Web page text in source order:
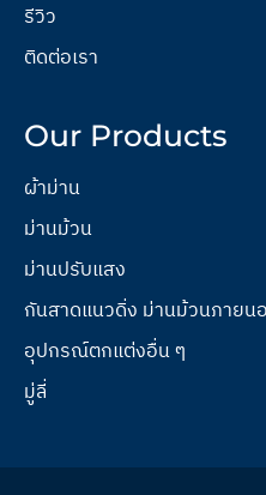
รีวิว
ติดต่อเรา
Our Products
ผ้าม่าน
ม่านม้วน
ม่านปรับแสง
กันสาดแนวดิ่ง ม่านม้วนภาย
อุปกรณ์ตกแต่งอื่น ๆ
มู่ลี่